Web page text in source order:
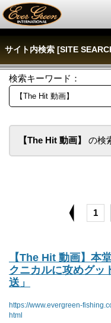
サイト内検索 [SITE
検索キーワード：
【The Hit 動画】 の検
1
【The Hit 動画】本
クニカルに攻めグッ
送」
https://www.evergreen-
html